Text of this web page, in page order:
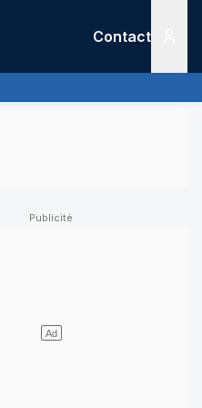
Contact